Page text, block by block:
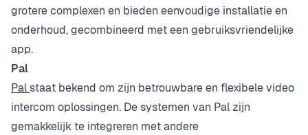
grotere complexen en bieden eenvoudige installatie en
onderhoud, gecombineerd met een gebruiksvriendelijke
app.
Pal
Palstaat bekend om zijn betrouwbare en flexibele video
intercom oplossingen. De systemen van Pal zijn
gemakkelijk te integreren met andere